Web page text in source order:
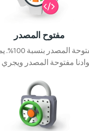
مفتوح المصدر